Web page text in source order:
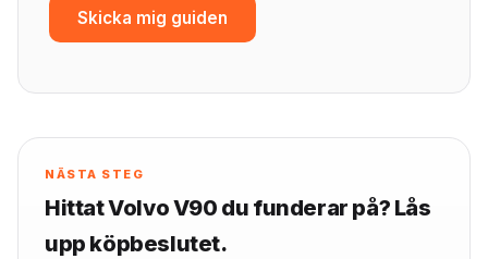
Skicka mig guiden
NÄSTA STEG
Hittat Volvo V90 du funderar på? Lås
upp köpbeslutet.